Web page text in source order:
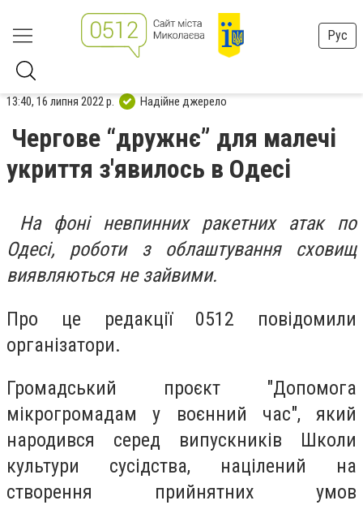
Рус
13:40, 16 липня 2022 р. Надійне джерело
Чергове “дружнє” для малечі
укриття з'явилось в Одесі
На фоні невпинних ракетних атак по
Одесі, роботи з облаштування сховищ
виявляються не зайвими.
Про це редакції 0512 повідомили
організатори.
Громадський проєкт "Допомога
мікрогромадам у воєнний час", який
народився серед випускників Школи
культури сусідства, націлений на
створення прийнятних умов